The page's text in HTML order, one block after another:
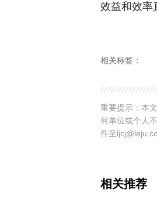
效益和效率
相关标签：
重要提示：本
何单位或个人
件至
相关推荐